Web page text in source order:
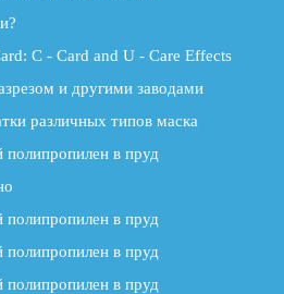
C - Card and U - Care Effects
и другими заводами
различных типов маска
полипропилен в пруд
полипропилен в пруд
полипропилен в пруд
полипропилен в пруд